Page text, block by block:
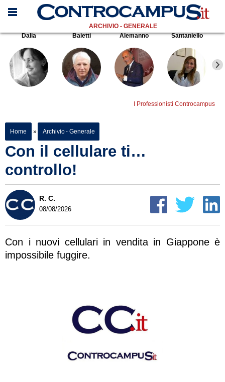
ARCHIVIO - GENERALE
Dalia
Baietti Alemanno Santaniello
I Professionisti Controcampus
Home » Archivio - Generale
Con il cellulare ti…
controllo!
R. C.
08/08/2026
Con i nuovi cellulari in vendita in Giappone è
impossibile fuggire.